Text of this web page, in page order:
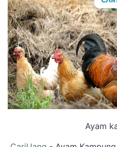
Ayam